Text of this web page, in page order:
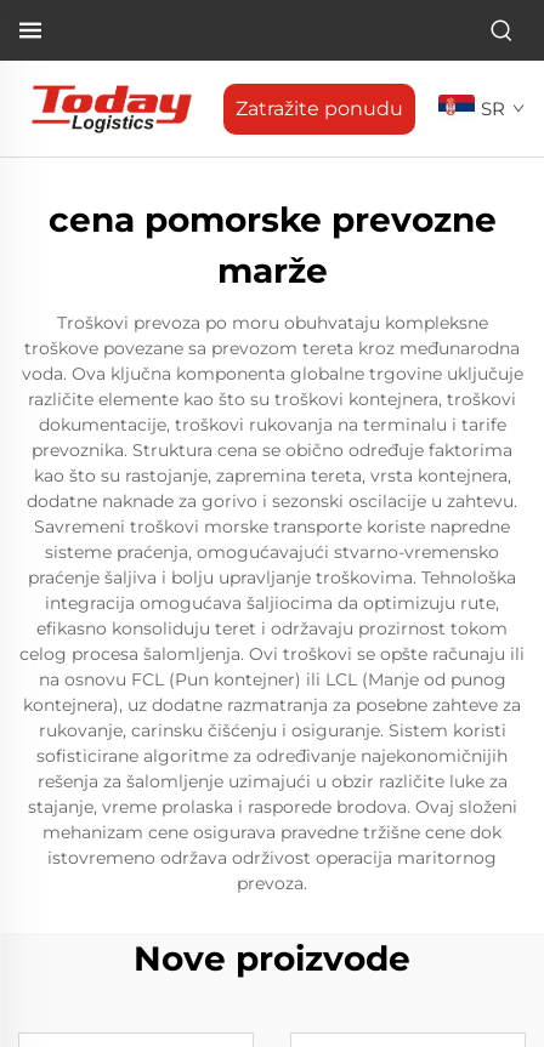
Zatražite ponudu SR
cena pomorske prevozne
marže
Troškovi prevoza po moru obuhvataju kompleksne
troškove povezane sa prevozom tereta kroz međunarodna
voda. Ova ključna komponenta globalne trgovine uključuje
različite elemente kao što su troškovi kontejnera, troškovi
dokumentacije, troškovi rukovanja na terminalu i tarife
prevoznika. Struktura cena se obično određuje faktorima
kao što su rastojanje, zapremina tereta, vrsta kontejnera,
dodatne naknade za gorivo i sezonski oscilacije u zahtevu.
Savremeni troškovi morske transporte koriste napredne
sisteme praćenja, omogućavajući stvarno-vremensko
praćenje šaljiva i bolju upravljanje troškovima. Tehnološka
integracija omogućava šaljiocima da optimizuju rute,
efikasno konsoliduju teret i održavaju prozirnost tokom
celog procesa šalomljenja. Ovi troškovi se opšte računaju ili
na osnovu FCL (Pun kontejner) ili LCL (Manje od punog
kontejnera), uz dodatne razmatranja za posebne zahteve za
rukovanje, carinsku čišćenju i osiguranje. Sistem koristi
sofisticirane algoritme za određivanje najekonomičnijih
rešenja za šalomljenje uzimajući u obzir različite luke za
stajanje, vreme prolaska i rasporede brodova. Ovaj složeni
mehanizam cene osigurava pravedne tržišne cene dok
istovremeno održava održivost operacija maritornog
prevoza.
Nove proizvode